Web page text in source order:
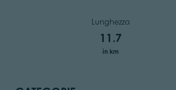
Lunghezza
11.7
in km